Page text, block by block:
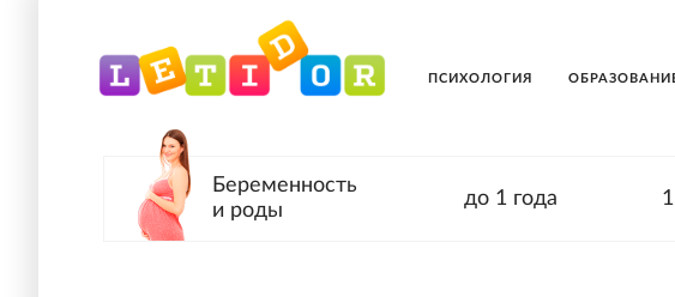
ПСИХОЛОГИЯ
Беременность
и роды
до 1 года